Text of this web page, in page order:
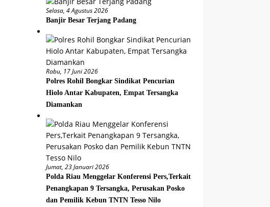
Selasa, 4 Agustus 2026
Banjir Besar Terjang Padang
Rabu, 17 Juni 2026
Polres Rohil Bongkar Sindikat Pencurian
Hiolo Antar Kabupaten, Empat Tersangka
Diamankan
Jumat, 23 Januari 2026
Polda Riau Menggelar Konferensi Pers,Terkait
Penangkapan 9 Tersangka, Perusakan Posko
dan Pemilik Kebun TNTN Tesso Nilo